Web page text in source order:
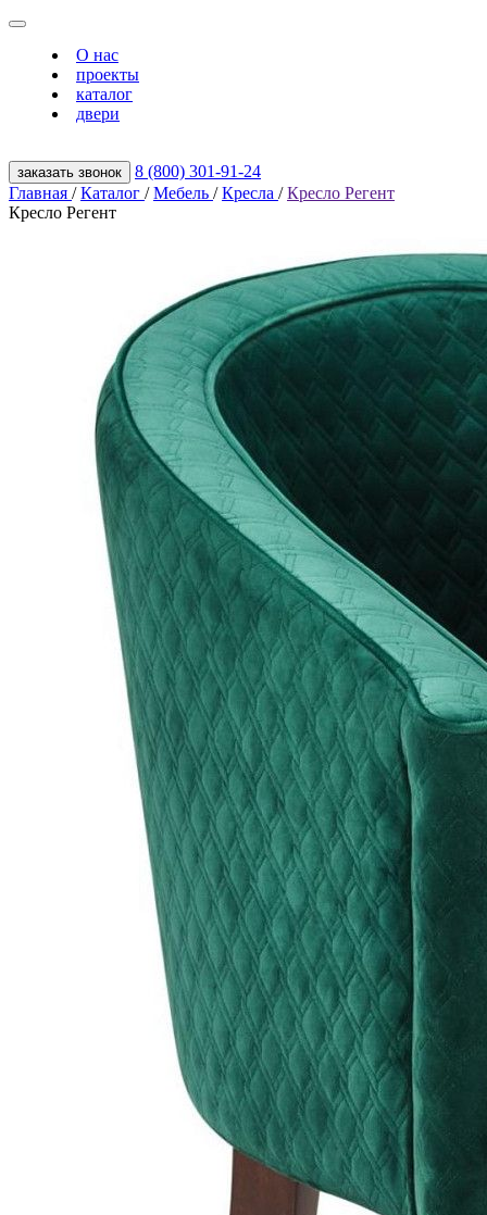
О нас
проекты
каталог
двери
заказать звонок
8 (800) 301‑91‑24
Главная / Каталог / Мебель / Кресла / Кресло Регент
Кресло Регент